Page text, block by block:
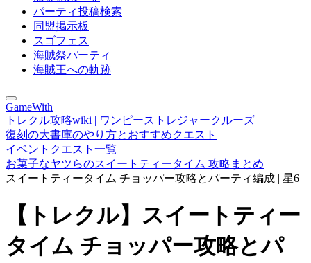
パーティ投稿検索
同盟掲示板
スゴフェス
海賊祭パーティ
海賊王への軌跡
GameWith
トレクル攻略wiki | ワンピーストレジャークルーズ
復刻の大書庫のやり方とおすすめクエスト
イベントクエスト一覧
お菓子なヤツらのスイートティータイム 攻略まとめ
スイートティータイム チョッパー攻略とパーティ編成 | 星6
【トレクル】スイートティー
タイム チョッパー攻略とパ